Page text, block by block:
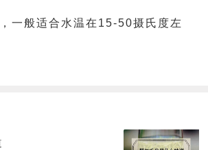
般适合水温在15-50摄氏度左